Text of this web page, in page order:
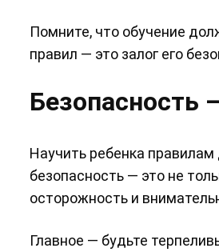
Помните, что обучение
правил — это залог его
Безопасность
Научить ребенка
безопасность — это не
осторожность и
Главное — будьте